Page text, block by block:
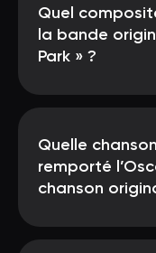
Quel
la bande
Park » ?
Quelle
remporté
chanson